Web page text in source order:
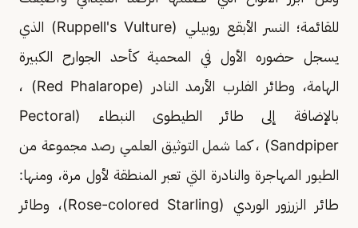
للقائمة؛ النسر الأبقع روبيلي (Ruppell's Vulture) الذي
يسجل حضوره الأول في المحمية كأحد الجوارح الكبيرة
الهامة، وطائر الفلرب الأرمد النادر (Red Phalarope) ،
بالإضافة إلى طائر الطيطوى النبطاء (Pectoral
Sandpiper) ، كما شمل التوثيق العلمي رصد مجموعة من
الطيور المهاجرة والنادرة التي تعبر المنطقة لأول مرة، ومنها:
طائر الزرزور الوردي (Rose-colored Starling)، وطائر